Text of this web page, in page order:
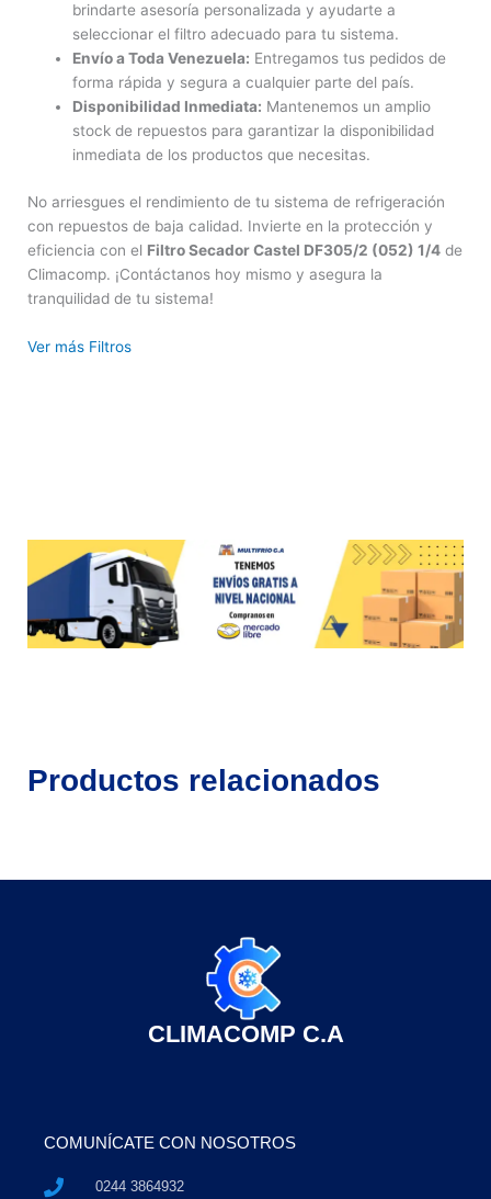
brindarte asesoría personalizada y ayudarte a
seleccionar el filtro adecuado para tu sistema.
Envío a Toda Venezuela: Entregamos tus pedidos de
forma rápida y segura a cualquier parte del país.
Disponibilidad Inmediata: Mantenemos un amplio
stock de repuestos para garantizar la disponibilidad
inmediata de los productos que necesitas.
No arriesgues el rendimiento de tu sistema de refrigeración
con repuestos de baja calidad. Invierte en la protección y
eficiencia con el Filtro Secador Castel DF305/2 (052) 1/4 de
Climacomp. ¡Contáctanos hoy mismo y asegura la
tranquilidad de tu sistema!
Ver más Filtros
Productos relacionados
CLIMACOMP C.A
COMUNÍCATE CON NOSOTROS
0244 3864932